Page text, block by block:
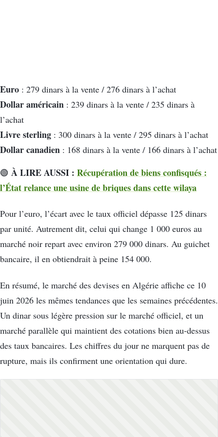
Euro : 279 dinars à la vente / 276 dinars à l’achat
Dollar américain : 239 dinars à la vente / 235 dinars à
l’achat
Livre sterling : 300 dinars à la vente / 295 dinars à l’achat
Dollar canadien : 168 dinars à la vente / 166 dinars à l’achat
🟢 À LIRE AUSSI : Récupération de biens confisqués :
l’État relance une usine de briques dans cette wilaya
Pour l’euro, l’écart avec le taux officiel dépasse 125 dinars
par unité. Autrement dit, celui qui change 1 000 euros au
marché noir repart avec environ 279 000 dinars. Au guichet
bancaire, il en obtiendrait à peine 154 000.
En résumé, le marché des devises en Algérie affiche ce 10
juin 2026 les mêmes tendances que les semaines précédentes.
Un dinar sous légère pression sur le marché officiel, et un
marché parallèle qui maintient des cotations bien au-dessus
des taux bancaires. Les chiffres du jour ne marquent pas de
rupture, mais ils confirment une orientation qui dure.